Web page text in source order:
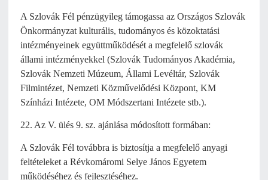
A Szlovák Fél pénzügyileg támogassa az Országos Szlovák
Önkormányzat kulturális, tudományos és közoktatási
intézményeinek együttműködését a megfelelő szlovák
állami intézményekkel (Szlovák Tudományos Akadémia,
Szlovák Nemzeti Múzeum, Állami Levéltár, Szlovák
Filmintézet, Nemzeti Közművelődési Központ, KM
Színházi Intézete, OM Módszertani Intézete stb.).
22. Az V. ülés 9. sz. ajánlása módosított formában:
A Szlovák Fél továbbra is biztosítja a megfelelő anyagi
feltételeket a Révkomáromi Selye János Egyetem
működéséhez és fejlesztéséhez.